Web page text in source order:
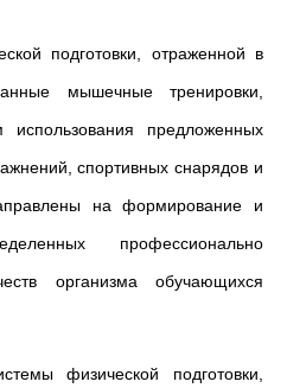
подготовки, отраженной в
мышечные тренировки,
использования предложенных
спортивных снарядов и
на формирование и
профессионально
организма обучающихся
физической подготовки,